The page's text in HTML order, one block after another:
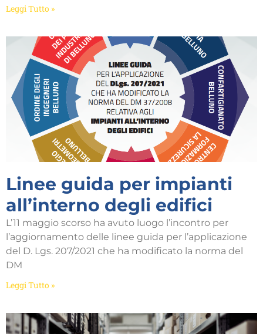
Leggi Tutto »
Linee guida per impianti
all’interno degli edifici
L’11 maggio scorso ha avuto luogo l’incontro per
l’aggiornamento delle linee guida per l’applicazione
del D. Lgs. 207/2021 che ha modificato la norma del
DM
Leggi Tutto »